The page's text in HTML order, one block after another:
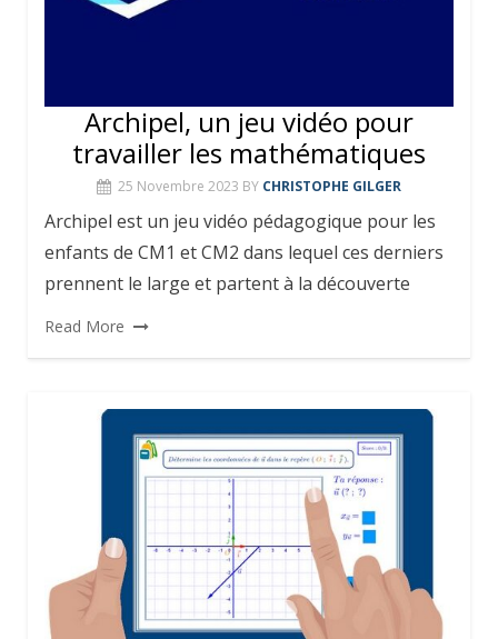
Archipel, un jeu vidéo pour
travailler les mathématiques
25 Novembre 2023 BY CHRISTOPHE GILGER
Archipel est un jeu vidéo pédagogique pour les
enfants de CM1 et CM2 dans lequel ces derniers
prennent le large et partent à la découverte
Read More